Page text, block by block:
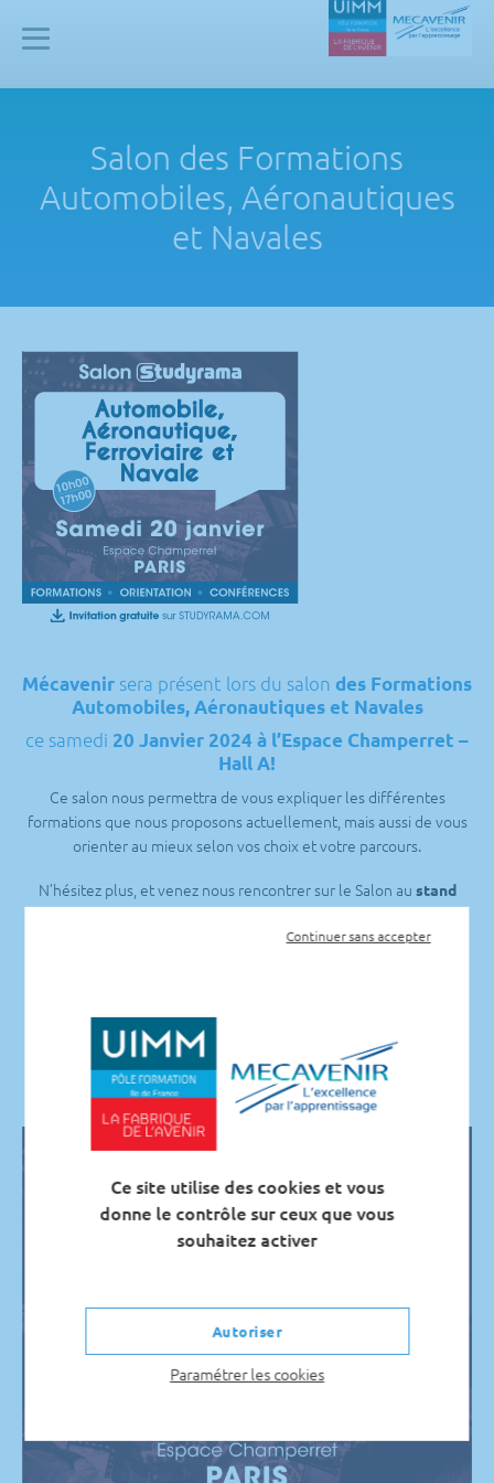
Ce site utilise des cookies et vous
donne le contrôle sur ceux que vous
souhaitez activer
Autoriser
Continuer sans accepter
Paramétrer les cookies
Mecavenir
Salon des Formations
Automobiles, Aéronautiques
et Navales
Mécavenir sera présent lors du salon des Formations
Automobiles, Aéronautiques et Navales
ce samedi 20 Janvier 2024 à l’Espace Champerret –
Hall A!
Ce salon nous permettra de vous expliquer les différentes
formations que nous proposons actuellement, mais aussi de vous
orienter au mieux selon vos choix et votre parcours.
N’hésitez plus, et venez nous rencontrer sur le Salon au stand
n°T36!
6 Rue Jean Oestreicher
75017 Paris